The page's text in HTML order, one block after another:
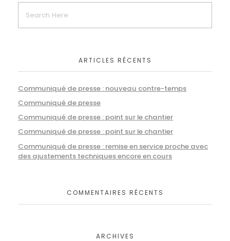
ARTICLES RÉCENTS
Communiqué de presse : nouveau contre-temps
Communiqué de presse
Communiqué de presse : point sur le chantier
Communiqué de presse : point sur le chantier
Communiqué de presse : remise en service proche avec
des ajustements techniques encore en cours
COMMENTAIRES RÉCENTS
ARCHIVES